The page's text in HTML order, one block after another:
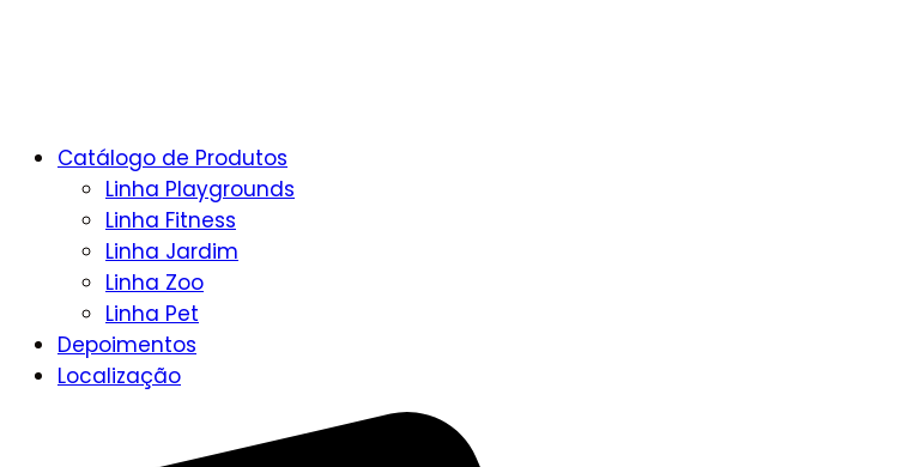
Catálogo de Produtos
Linha Playgrounds
Linha Fitness
Linha Jardim
Linha Zoo
Linha Pet
Depoimentos
Localização